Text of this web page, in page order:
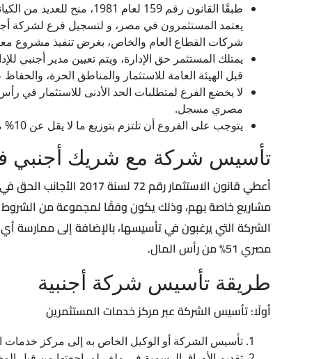
طبقًا القانون رقم 159
يعتمد المستثمرون في مصر، و لتسجيل فرع لشركة
شركات القطاع العام والخاص، بغرض تنفيذ مشروع
يمتلك المستثمر حق الإدارة، ويتم تعيين مدير أجنبي
قبل الهيئة العامة للاستثمار والمناطق الحرة،
لا يخضع الفرع لمتطلبات الحد الأدنى للاستثمار في
مصري مسجل.
يتوجب على الفروع أن تلتزم بتوزيع ما لا يقل عن 10% من صافي أرباحها السنوية على موظفيها (بما لا يتجاوز إجمالي الأجور السنوية والرواتب المدفوعة للعاملين وموظفي الفرع)
تأسيس شركة مع شريك
أعطي قانون الاستثمار رقم 72 لسنة 2017 الأجانب الحق في إمكانية
مشاريع خاصة بهم، وذلك يكون وفقًا لمجموعة من الشروط
الشركة التي يرغبون في تأسيسها، بالإضافة إلى
مصري 51% من رأس المال.
طريقة تأسيس شركة أجنبية
أولًا: تأسيس الشركة عبر مركز خدمات المستثمرين
تأسيس الشركة أو الوكيل الخاص به إلى مركز